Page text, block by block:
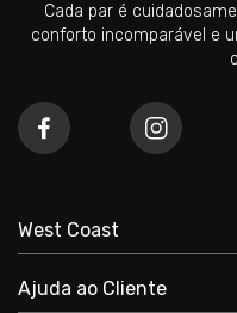
Cada par é
conforto incomparável e
West Coast
Quem Somos
Ajuda ao Cliente